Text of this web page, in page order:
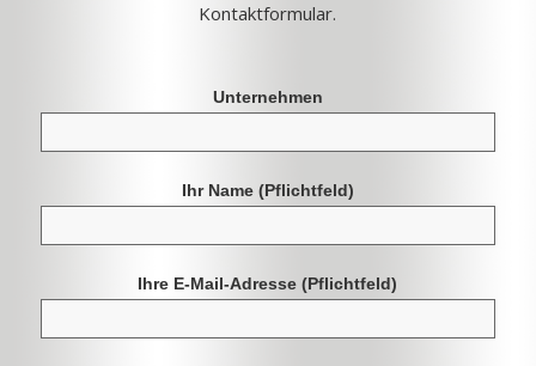
Kontaktformular.
Unternehmen
Ihr Name (Pflichtfeld)
Ihre E-Mail-Adresse(Pflichtfeld)